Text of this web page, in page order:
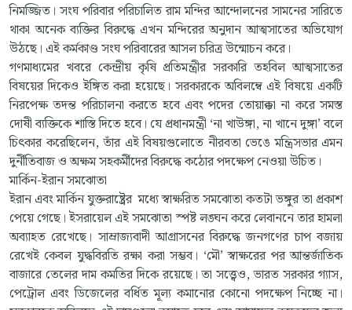
নিমজ্জিত। সংঘ পরিবার পরিচালিত রাম মন্দির আন্দোলনের সামনের সারিতে
থাকা অনেক ব্যক্তির বিরুদ্ধে এখন মন্দিরের অনুদান আত্মসাতের অভিযোগ
উঠছে। এই কর্মকাণ্ড সংঘ পরিবারের আসল চরিত্র উন্মোচন করে।
গণমাধ্যমের খবরে কেন্দ্রীয় কৃষি প্রতিমন্ত্রীর সরকারি তহবিল আত্মসাতের
বিষয়ের দিকেও ইঙ্গিত করা হয়েছে। সরকারকে অবিলম্বে এই বিষয়ে একটি
নিরপেক্ষ তদন্ত পরিচালনা করতে হবে এবং পদের তোয়াক্কা না করে সমস্ত
দোষী ব্যক্তিকে শাস্তি দিতে হবে। যে প্রধানমন্ত্রী ‘না খাউঙ্গা, না খানে দুঙ্গা’ বলে
চিৎকার করেছিলেন, তাঁর এই বিষয়গুলোতে নীরবতা ভেঙে মন্ত্রিসভার এমন
দুর্নীতিবাজ ও অক্ষম সহকর্মীদের বিরুদ্ধে কঠোর পদক্ষেপ নেওয়া উচিত।
মার্কিন-ইরান সমঝোতা
ইরান এবং মার্কিন যুক্তরাষ্ট্রের মধ্যে স্বাক্ষরিত সমঝোতা কতটা ভঙ্গুর তা প্রকাশ
পেয়ে গেছে। ইসরায়েল এই সমঝোতা স্পষ্ট লঙ্ঘন করে লেবাননে তার হামলা
অব্যাহত রেখেছে। সাম্রাজ্যবাদী আগ্রাসনের বিরুদ্ধে জনগণের চাপ বজায়
রেখেই কেবল যুদ্ধবিরতি রক্ষা করা সম্ভব। ‘মৌ’ স্বাক্ষরের পর আন্তর্জাতিক
বাজারে তেলের দাম কমতির দিকে রয়েছে। তা সত্ত্বেও, ভারত সরকার গ্যাস,
পেট্রোল এবং ডিজেলের বর্ধিত মূল্য কমানোর কোনো পদক্ষেপ নিচ্ছে না।